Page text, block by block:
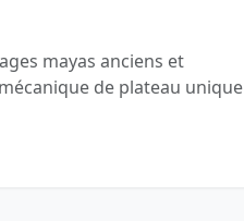
mayas anciens et
de plateau unique